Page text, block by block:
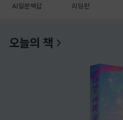
AI일문백답 리딩런
오늘의 책